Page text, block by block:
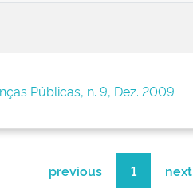
Públicas, n. 9, Dez. 2009
previous 1 next